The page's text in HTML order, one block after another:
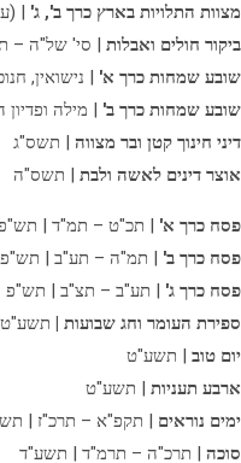
מצוות התלויות בארץ כרך ב', ג' |
ביקור חולים ואבלות | סי' של"ה –
שובע שמחות כרך א' | נישואין,
שובע שמחות כרך ב' | מילה
דיני חינוך קטן ובר מצווה | תשס"ג
אוצר דינים לאשה ולבת | תשס"ה
פסח כרך א' | תכ"ט – תמ"ד |
פסח כרך ב' | תמ"ה – תע"ב | תש"פ
פסח כרך ג' | תע"ב – תצ"ב | תש"פ
ספירת העומר וחג שבועות | תשע"ט
יום טוב | תשע"ט
ארבע תעניות | תשע"ט
ימים נוראים | תקפ"א – תרכ"ז |
סוכה | תרכ"ה – תרמ"ד | תשע"ד